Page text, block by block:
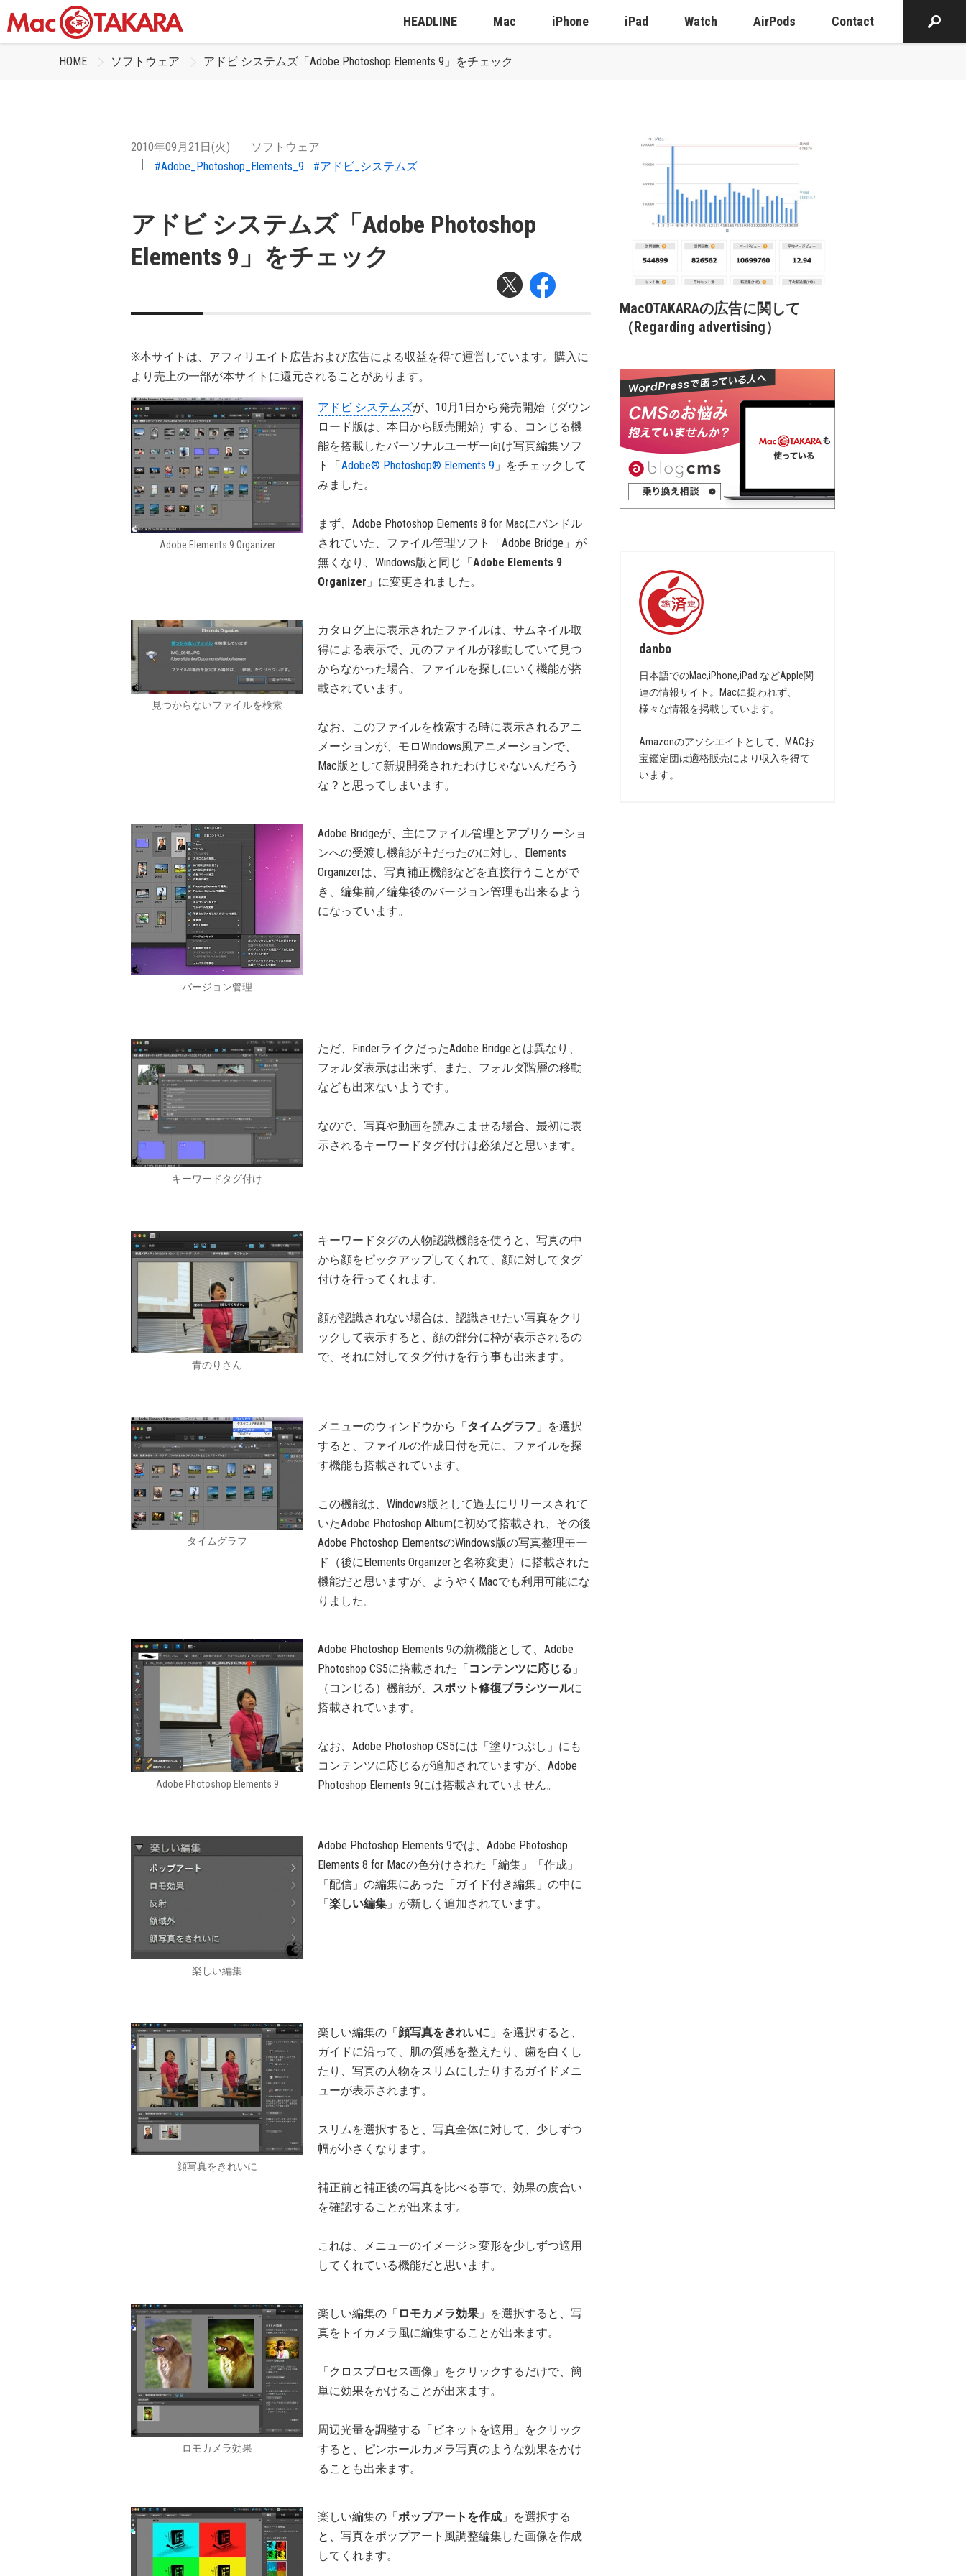
HEADLINE Mac iPhone iPad Watch AirPods Contact
HOME ソフトウェア アドビ システムズ「Adobe Photoshop Elements 9」をチェック
2010年09月21日(火)
ソフトウェア
#Adobe_Photoshop_Elements_9
#アドビ_システムズ
アドビ システムズ「Adobe Photoshop
Elements 9」をチェック
※本サイトは、アフィリエイト広告および広告による収益を得て運営しています。購入に
より売上の一部が本サイトに還元されることがあります。
Adobe Elements 9 Organizer
アドビ システムズが、10月1日から発売開始（ダウン
ロード版は、本日から販売開始）する、コンじる機
能を搭載したパーソナルユーザー向け写真編集ソフ
ト「Adobe® Photoshop® Elements 9 」をチェックして
みました。
まず、Adobe Photoshop Elements 8 for Macにバンドル
されていた、ファイル管理ソフト「Adobe Bridge」が
無くなり、Windows版と同じ「Adobe Elements 9
Organizer 」に変更されました。
見つからないファイルを検索
カタログ上に表示されたファイルは、サムネイル取
得による表示で、元のファイルが移動していて見つ
からなかった場合、ファイルを探しにいく機能が搭
載されています。
なお、このファイルを検索する時に表示されるアニ
メーションが、モロWindows風アニメーションで、
Mac版として新規開発されたわけじゃないんだろう
な？と思ってしまいます。
バージョン管理
Adobe Bridgeが、主にファイル管理とアプリケーショ
ンへの受渡し機能が主だったのに対し、Elements
Organizerは、写真補正機能などを直接行うことがで
き、編集前／編集後のバージョン管理も出来るよう
になっています。
キーワードタグ付け
ただ、FinderライクだったAdobe Bridgeとは異なり、
フォルダ表示は出来ず、また、フォルダ階層の移動
なども出来ないようです。
なので、写真や動画を読みこませる場合、最初に表
示されるキーワードタグ付けは必須だと思います。
青のりさん
キーワードタグの人物認識機能を使うと、写真の中
から顔をピックアップしてくれて、顔に対してタグ
付けを行ってくれます。
顔が認識されない場合は、認識させたい写真をクリ
ックして表示すると、顔の部分に枠が表示されるの
で、それに対してタグ付けを行う事も出来ます。
タイムグラフ
メニューのウィンドウから「タイムグラフ 」を選択
すると、ファイルの作成日付を元に、ファイルを探
す機能も搭載されています。
この機能は、Windows版として過去にリリースされて
いたAdobe Photoshop Albumに初めて搭載され、その後
Adobe Photoshop ElementsのWindows版の写真整理モー
ド（後にElements Organizerと名称変更）に搭載された
機能だと思いますが、ようやくMacでも利用可能にな
りました。
Adobe Photoshop Elements 9
Adobe Photoshop Elements 9の新機能として、Adobe
Photoshop CS5に搭載された「コンテンツに応じる 」
（コンじる）機能が、 スポット修復ブラシツールに
搭載されています。
なお、Adobe Photoshop CS5には「塗りつぶし」にも
コンテンツに応じるが追加されていますが、Adobe
Photoshop Elements 9には搭載されていません。
楽しい編集
Adobe Photoshop Elements 9では、Adobe Photoshop
Elements 8 for Macの色分けされた「編集」「作成」
「配信」の編集にあった「ガイド付き編集」の中に
「楽しい編集 」が新しく追加されています。
顔写真をきれいに
楽しい編集の「顔写真をきれいに 」を選択すると、
ガイドに沿って、肌の質感を整えたり、歯を白くし
たり、写真の人物をスリムにしたりするガイドメニ
ューが表示されます。
スリムを選択すると、写真全体に対して、少しずつ
幅が小さくなります。
補正前と補正後の写真を比べる事で、効果の度合い
を確認することが出来ます。
これは、メニューのイメージ＞変形を少しずつ適用
してくれている機能だと思います。
ロモカメラ効果
楽しい編集の「 ロモカメラ効果 」を選択すると、写
真をトイカメラ風に編集することが出来ます。
「クロスプロセス画像」をクリックするだけで、簡
単に効果をかけることが出来ます。
周辺光量を調整する「ビネットを適用」をクリック
すると、ピンホールカメラ写真のような効果をかけ
ることも出来ます。
楽しい編集の「ポップアートを作成 」を選択する
と、写真をポップアート風調整編集した画像を作成
してくれます。
MacOTAKARAの広告に関して
（Regarding advertising）
danbo
日本語でのMac,iPhone,iPad などApple関
連の情報サイト。Macに捉われず、
様々な情報を掲載しています。
Amazonのアソシエイトとして、MACお
宝鑑定団は適格販売により収入を得て
います。